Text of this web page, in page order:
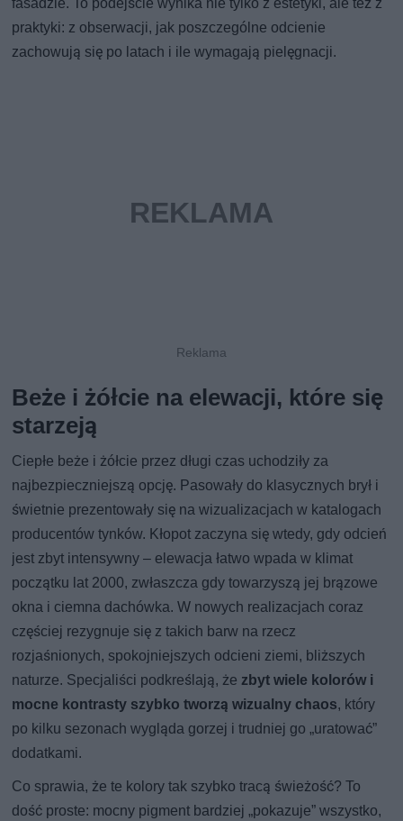
fasadzie. To podejście wynika nie tylko z estetyki, ale też z
praktyki: z obserwacji, jak poszczególne odcienie
zachowują się po latach i ile wymagają pielęgnacji.
Beże i żółcie na elewacji, które się
starzeją
Ciepłe beże i żółcie przez długi czas uchodziły za
najbezpieczniejszą opcję. Pasowały do klasycznych brył i
świetnie prezentowały się na wizualizacjach w katalogach
producentów tynków. Kłopot zaczyna się wtedy, gdy odcień
jest zbyt intensywny – elewacja łatwo wpada w klimat
początku lat 2000, zwłaszcza gdy towarzyszą jej brązowe
okna i ciemna dachówka. W nowych realizacjach coraz
częściej rezygnuje się z takich barw na rzecz
rozjaśnionych, spokojniejszych odcieni ziemi, bliższych
naturze. Specjaliści podkreślają, że zbyt wiele kolorów i
mocne kontrasty szybko tworzą wizualny chaos, który
po kilku sezonach wygląda gorzej i trudniej go „uratować”
dodatkami.
Co sprawia, że te kolory tak szybko tracą świeżość? To
dość proste: mocny pigment bardziej „pokazuje” wszystko,